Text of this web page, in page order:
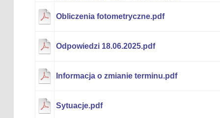
Obliczenia fotometryczne.pdf
Odpowiedzi 18.06.2025.pdf
Informacja o zmianie terminu.pdf
Sytuacje.pdf